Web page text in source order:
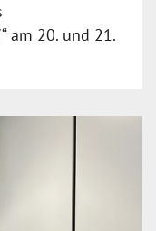
am 20. und 21.